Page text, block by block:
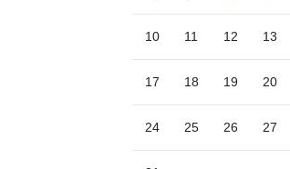
10 11 12 13
17 18 19 20
24 25 26 27